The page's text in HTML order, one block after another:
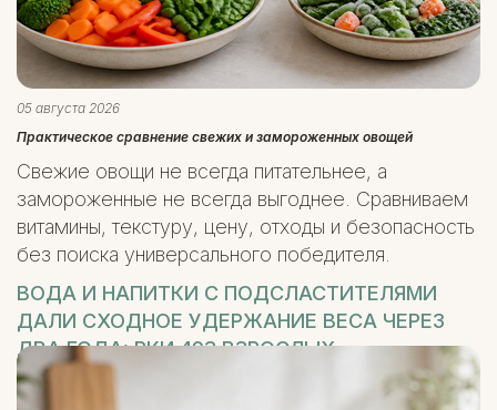
05 августа 2026
Практическое сравнение свежих и замороженных овощей
Свежие овощи не всегда питательнее, а
замороженные не всегда выгоднее. Сравниваем
витамины, текстуру, цену, отходы и безопасность
без поиска универсального победителя.
ВОДА И НАПИТКИ С ПОДСЛАСТИТЕЛЯМИ
ДАЛИ СХОДНОЕ УДЕРЖАНИЕ ВЕСА ЧЕРЕЗ
ДВА ГОДА: РКИ 493 ВЗРОСЛЫХ